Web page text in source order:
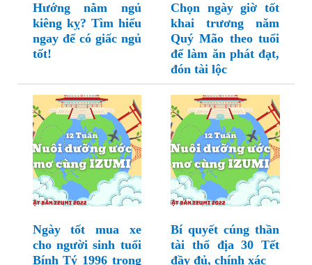
Hướng nằm ngủ
kiêng kỵ? Tìm hiểu
ngay để có giấc ngủ
tốt!
Chọn ngày giờ tốt
khai trương năm
Quý Mão theo tuổi
để làm ăn phát đạt,
đón tài lộc
Ngày tốt mua xe
cho người sinh tuổi
Bính Tý 1996 trong
Bí quyết cúng thần
tài thổ địa 30 Tết
đầy đủ, chính xác